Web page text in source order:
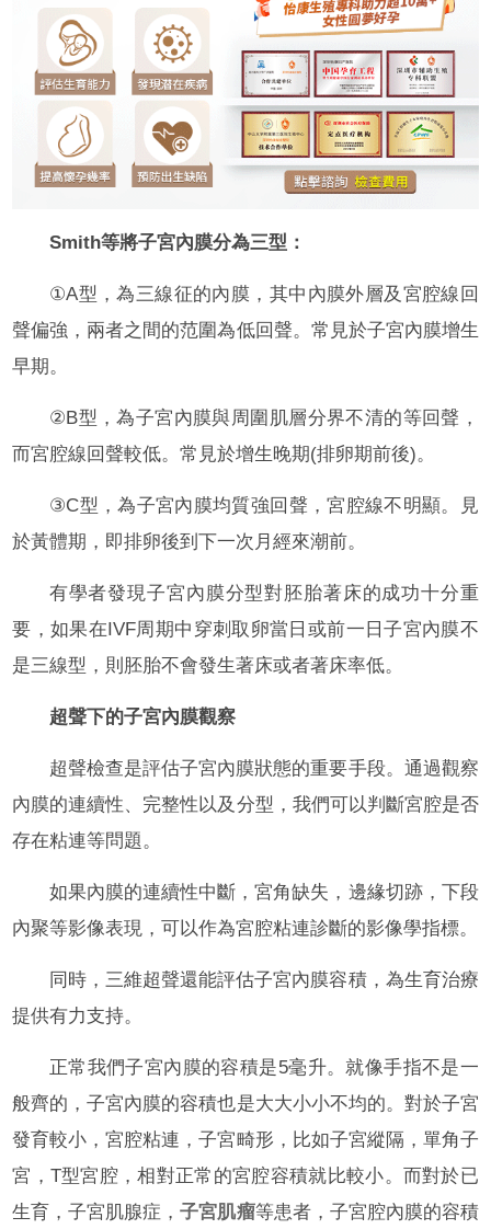
Smith等將子宮內膜分為三型：
①A型，為三線征的內膜，其中內膜外層及宮腔線回
聲偏強，兩者之間的范圍為低回聲。常見於子宮內膜增生
早期。
②B型，為子宮內膜與周圍肌層分界不清的等回聲，
而宮腔線回聲較低。常見於增生晚期(排卵期前後)。
③C型，為子宮內膜均質強回聲，宮腔線不明顯。見
於黃體期，即排卵後到下一次月經來潮前。
有學者發現子宮內膜分型對胚胎著床的成功十分重
要，如果在IVF周期中穿刺取卵當日或前一日子宮內膜不
是三線型，則胚胎不會發生著床或者著床率低。
超聲下的子宮內膜觀察
超聲檢查是評估子宮內膜狀態的重要手段。通過觀察
內膜的連續性、完整性以及分型，我們可以判斷宮腔是否
存在粘連等問題。
如果內膜的連續性中斷，宮角缺失，邊緣切跡，下段
內聚等影像表現，可以作為宮腔粘連診斷的影像學指標。
同時，三維超聲還能評估子宮內膜容積，為生育治療
提供有力支持。
正常我們子宮內膜的容積是5毫升。就像手指不是一
般齊的，子宮內膜的容積也是大大小小不均的。對於子宮
發育較小，宮腔粘連，子宮畸形，比如子宮縱隔，單角子
宮，T型宮腔，相對正常的宮腔容積就比較小。而對於已
生育，子宮肌腺症，子宮肌瘤等患者，子宮腔內膜的容積